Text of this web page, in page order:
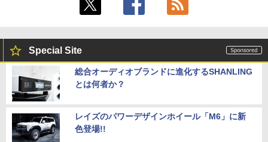
Special Site
総合オーディオブランドに進化するSHANLING
とは何者か？
レイズのパワーデザインホイール「M6」に新
色登場!!